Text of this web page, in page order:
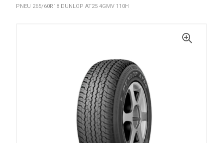
PNEU 265/60R18 DUNLOP AT25 4GMV 110H